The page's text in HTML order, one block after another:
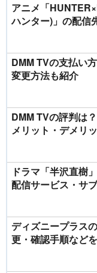
アニメ「
ハンター)」の配信
DMM TVの支払い
変更方法も紹介
DMM TVの評判は
メリット・デメリ
ドラマ「半沢直樹
配信サービス・サ
ディズニープラス
更・確認手順など